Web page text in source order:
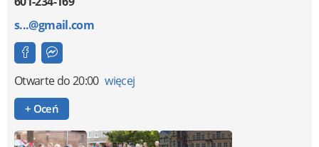
s...@gmail.com
Otwartedo 20:00 więcej
+ Oceń